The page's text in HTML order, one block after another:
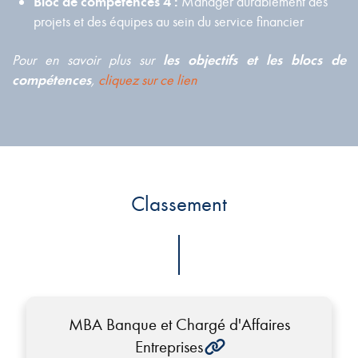
projets et des équipes au sein du service financier
Pour en savoir plus sur les objectifs et les blocs de
compétences, cliquez sur ce lien
Classement
MBA Banque et Chargé d'Affaires
Entreprises